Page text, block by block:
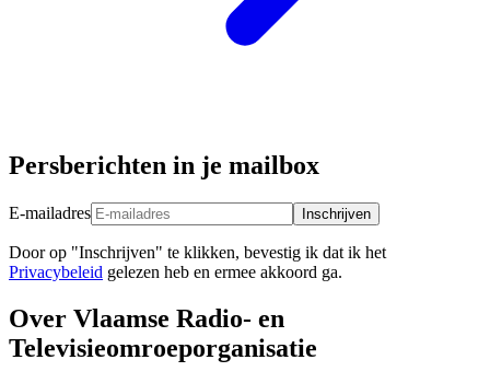
Persberichten in je mailbox
E-mailadres Inschrijven
Door op "Inschrijven" te klikken, bevestig ik dat ik het
Privacybeleid gelezen heb en ermee akkoord ga.
Over Vlaamse Radio- en
Televisieomroeporganisatie